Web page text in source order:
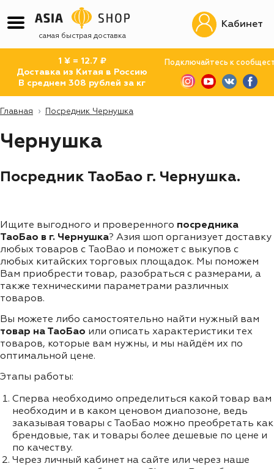
самая быстрая доставка
1 ¥ = 12.7 ₽
Доставка из Китая в Россию
В среднем 308 рублей за кг
Подключайтесь к
Кабинет
Главная Посредник Чернушка
Чернушка
Посредник ТаоБао г. Чернушка.
Ищите выгодного и проверенного посредника
ТаоБао в г. Чернушка? Азия шоп организует доставку
любых товаров с TaoBao и поможет с выкупов с
любых китайских торговых площадок. Мы поможем
Вам приобрести товар, разобраться с размерами, а
также техническими параметрами различных
товаров.
Вы можете либо самостоятельно найти нужный вам
товар на ТаоБао или описать характеристики тех
товаров, которые вам нужны, и мы найдём их по
оптимальной цене.
Этапы работы:
Сперва необходимо определиться какой товар вам
необходим и в каком ценовом диапозоне, ведь
заказывая товары с ТаоБао можно преобретать как
брендовые, так и товары более дешевые по цене и
по качеству.
Через личный кабинет на сайте или через наше